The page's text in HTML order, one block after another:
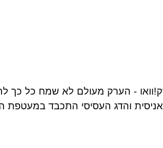
- הערק מעולם לא שמח כל כך
והדג העסיסי התכבד במעטפת